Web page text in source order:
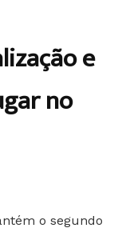
e
no